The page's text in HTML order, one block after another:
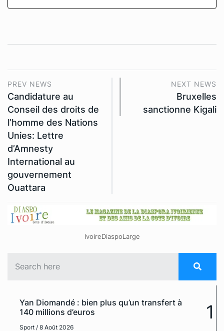
PREV NEWS
Candidature au
Conseil des droits de
l’homme des Nations
Unies: Lettre
d’Amnesty
International au
gouvernement
Ouattara
NEXT NEWS
Bruxelles
sanctionne Kigali
IvoireDiaspoLarge
Yan Diomandé : bien plus qu’un transfert à
140 millions d’euros
Sport / 8 Août 2026
1